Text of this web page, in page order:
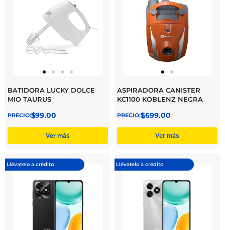
BATIDORA LUCKY DOLCE
MIO TAURUS
$
399.00
Ver más
ASPIRADORA CANISTER
KC1100 KOBLENZ NEGRA
$
1,699.00
Ver más
Llévatelo a crédito Llévatelo a crédito